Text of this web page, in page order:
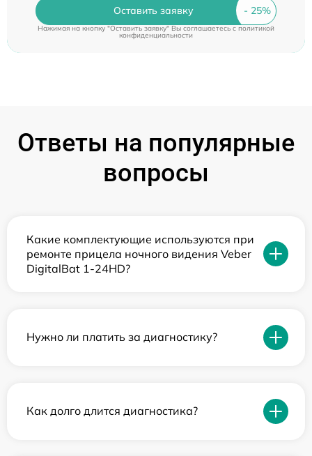
Оставить заявку
Нажимая на кнопку "Оставить заявку" Вы соглашаетесь cполитикой
конфиденциальности
Ответы на популярные
вопросы
Какие комплектующие используются при
ремонте прицела ночного видения Veber
DigitalBat 1-24HD?
Нужно ли платить за диагностику?
Как долго длится диагностика?